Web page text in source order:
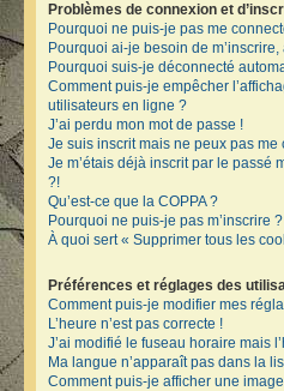
Problèmes de connexion et
Pourquoi ne puis-je pas me
Pourquoi ai-je besoin de m’inscrire,
Pourquoi suis-je déconnecté
Comment puis-je empêcher
utilisateurs en ligne ?
J’ai perdu mon mot de passe !
Je suis inscrit mais ne peux pas me
Je m’étais déjà inscrit par le passé
?!
Qu’est-ce que la COPPA ?
Pourquoi ne puis-je pas m’inscrire ?
À quoi sert « Supprimer tous les
Préférences et réglages des
Comment puis-je modifier mes
L’heure n’est pas correcte !
J’ai modifié le fuseau horaire mais
Ma langue n’apparaît pas dans la
Comment puis-je afficher une